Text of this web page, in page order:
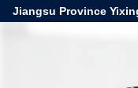
Jiangsu Province